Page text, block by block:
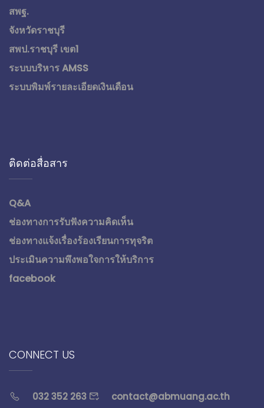
สพฐ.
จังหวัดราชบุรี
สพป.ราชบุรี เขต1
ระบบบริหาร AMSS
ระบบพิมพ์รายละเอียดเงินเดือน
ติดต่อสื่อสาร
Q&A
ช่องทางการรับฟังความคิดเห็น
ช่องทางแจ้งเรื่องร้องเรียนการทุจริต
ประเมินความพึงพอใจการให้บริการ
facebook
CONNECT US
032 352 263 contact@abmuang.ac.th